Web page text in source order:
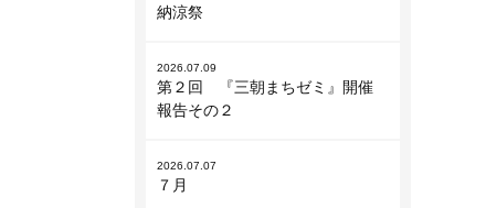
納涼祭
2026.07.09
第２回 『三朝まちゼミ』開催
報告その２
2026.07.07
７月